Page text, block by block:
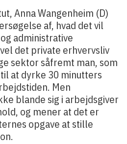
Anna Wangenheim (D)
af, hvad det vil
administrative
det private erhvervsliv
sektor såfremt man, som
at dyrke 30 minutters
Men
blande sig i arbejdsgiver
og mener at det er
opgave at stille